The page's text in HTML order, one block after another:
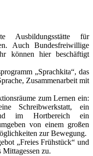
Ausbildungsstätte für
Auch Bundesfreiwillige
können hier beschäftigt
„Sprachkita“, das
Zusammenarbeit mit
zum Lernen ein:
Schreibwerkstatt, ein
im Hortbereich ein
von einem großen
zur Bewegung.
„Freies Frühstück“ und
zu.